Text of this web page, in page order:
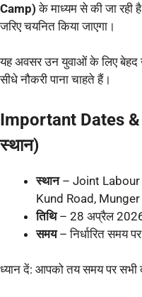
Camp) के माध्यम से की जा रही
जरिए चयनित किया जाएगा।
यह अवसर उन युवाओं के लिए बेहद
सीधे नौकरी पाना चाहते हैं।
Important Dates &
स्थान)
स्थान– Joint Labour
Kund Road, Munger
तिथि– 28 अप्रैल
समय– निर्धारित समय
ध्यान दें: आपको तय समय पर सभी